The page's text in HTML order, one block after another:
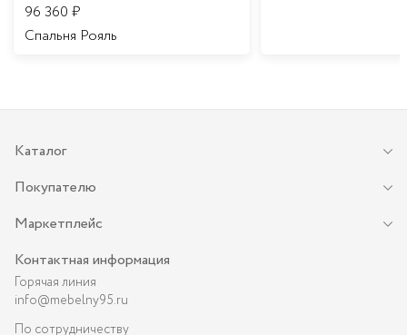
96 360 ₽
Спальня Рояль
Каталог
Покупателю
Маркетплейс
Контактная информация
Горячая линия
info@mebelny95.ru
По сотрудничеству